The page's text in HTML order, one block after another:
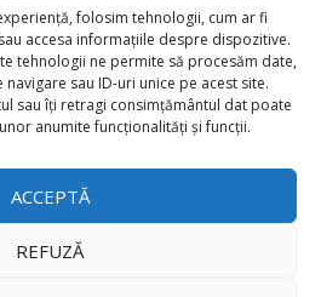
folosim tehnologii, cum ar fi
accesa informațiile despre dispozitive.
tehnologii ne permite să procesăm date,
sau ID-uri unice pe acest site.
sau îți retragi consimțământul dat poate
anumite funcționalități și funcții.
ACCEPTĂ
REFUZĂ
EX90 / Test Drive AutoBlog.MD
- își merită banii? / Test Drive
DUSTER DIESEL! Primul test drive în
relativă a situației din
prețurile la carburanți în
Imaginea zilei: Și în SUA polițiștii
în tufari”
×